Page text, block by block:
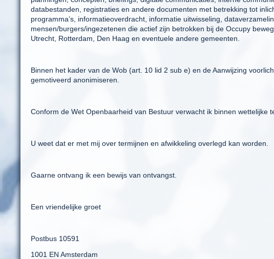
databestanden, registraties en andere documenten met betrekking tot
programma’s, informatieoverdracht, informatie uitwisseling,
mensen/burgers/ingezetenen die actief zijn betrokken bij de Occupy
Utrecht, Rotterdam, Den Haag en eventuele andere gemeenten.
Binnen het kader van de Wob (art. 10 lid 2 sub e) en de Aanwijzing
gemotiveerd anonimiseren.
Conform de Wet Openbaarheid van Bestuur verwacht ik binnen wettelijke
U weet dat er met mij over termijnen en afwikkeling overlegd kan worden.
Gaarne ontvang ik een bewijs van ontvangst.
Een vriendelijke groet
Postbus 10591
1001 EN Amsterdam